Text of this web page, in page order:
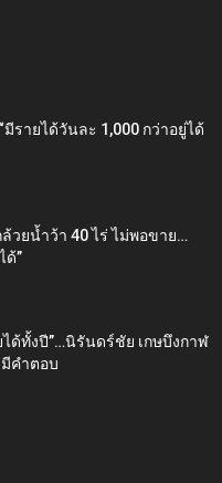
มีรายได้วันละ 1,000 กว่าอยู่ได้
วยน้ำว้า 40 ไร่ ไม่พอขาย…
ด้”‬
ได้ทั้งปี”…นิรันดร์ชัย เกษบึงกาฬ
มีคำตอบ